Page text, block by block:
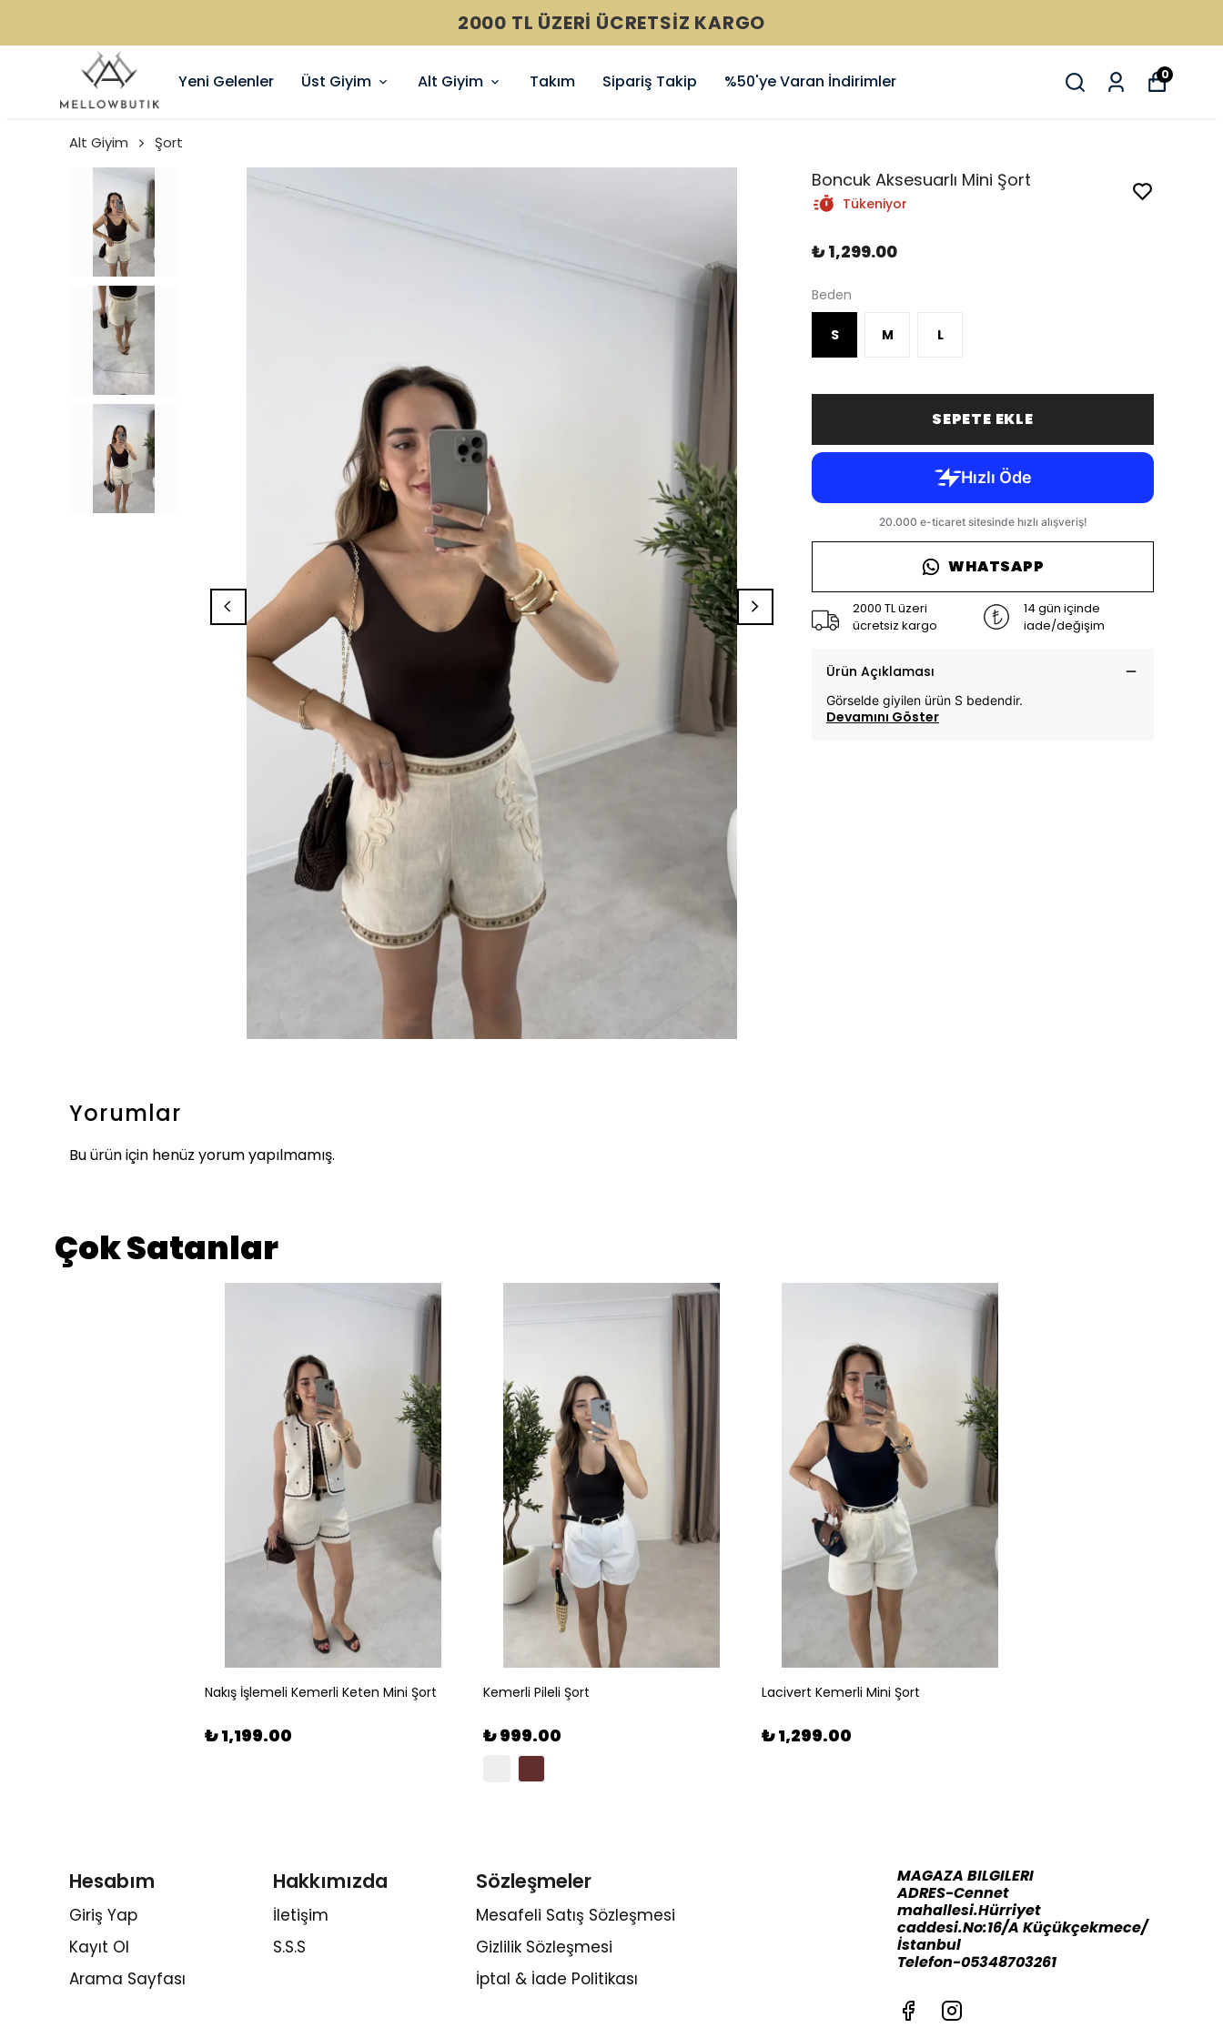
2000 TL ÜZERİ ÜCRETSİZ KARGO
Yeni Gelenler Üst Giyim Alt Giyim Takım Sipariş Takip %50'ye Varan İndirimler 0
Alt Giyim Şort
Boncuk Aksesuarlı Mini Şort
Tükeniyor
₺ 1,299.00
Beden
S M L
SEPETE EKLE
WHATSAPP
2000 TL üzeri
ücretsiz kargo
14 gün içinde
iade/değişim
Ürün Açıklaması
Görselde giyilen ürün S bedendir.
Devamını Göster
Yorumlar
Bu ürün için henüz yorum yapılmamış.
Çok Satanlar
Nakış İşlemeli Kemerli Keten Mini Şort
₺ 1,199.00
Kemerli Pileli Şort
₺ 999.00
Lacivert Kemerli Mini Şort
₺ 1,299.00
Hesabım
Giriş Yap
Kayıt Ol
Arama Sayfası
Hakkımızda
İletişim
S.S.S
Sözleşmeler
Mesafeli Satış Sözleşmesi
Gizlilik Sözleşmesi
İptal & İade Politikası
MAGAZA BILGILERI
ADRES-Cennet
mahallesi.Hürriyet
caddesi.No:16/A Küçükçekmece/
İstanbul
Telefon-05348703261